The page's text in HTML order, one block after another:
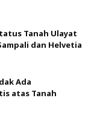
Tanah Ulayat
dan Helvetia
Ada
atas Tanah